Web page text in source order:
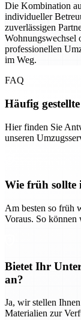
Die Kombination
individueller
zuverlässigen
Wohnungswechsel
professionellen
im Weg.
FAQ
Häufig
Hier finden Sie
unseren
Wie früh sollte
Am besten so früh
Voraus. So
Bietet Ihr
an?
Ja, wir stellen
Materialien zur